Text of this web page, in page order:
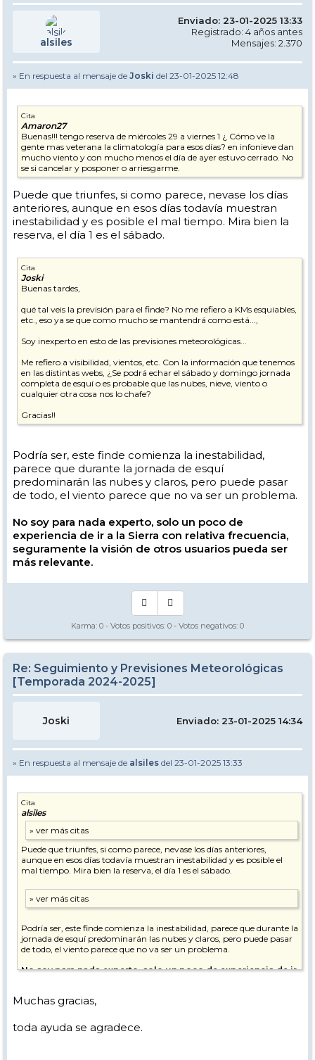
alsiles
Enviado: 23-01-2025 13:33
Registrado: 4 años antes
Mensajes: 2.370
» En respuesta al mensaje de Joski del 23-01-2025 12:48
Cita
Amaron27
Buenas!!! tengo reserva de miércoles 29 a viernes 1 ¿ Cómo ve la
gente mas veterana la climatología para esos días? en infonieve dan
mucho viento y con mucho menos el día de ayer estuvo cerrado. No
se si cancelar y posponer o arriesgarme.
Puede que triunfes, si como parece, nevase los días
anteriores, aunque en esos días todavía muestran
inestabilidad y es posible el mal tiempo. Mira bien la
reserva, el día 1 es el sábado.
Cita
Joski
Buenas tardes,
qué tal veis la previsión para el finde? No me refiero a KMs esquiables,
etc., eso ya se que como mucho se mantendrá como está...,
Soy inexperto en esto de las previsiones meteorológicas...
Me refiero a visibilidad, vientos, etc. Con la información que tenemos
en las distintas webs, ¿Se podrá echar el sábado y domingo jornada
completa de esquí o es probable que las nubes, nieve, viento o
cualquier otra cosa nos lo chafe?
Gracias!!
Podría ser, este finde comienza la inestabilidad,
parece que durante la jornada de esquí
predominarán las nubes y claros, pero puede pasar
de todo, el viento parece que no va ser un problema.
No soy para nada experto, solo un poco de
experiencia de ir a la Sierra con relativa frecuencia,
seguramente la visión de otros usuarios pueda ser
más relevante.
Karma: 0 - Votos positivos: 0 - Votos negativos: 0
Re: Seguimiento y Previsiones Meteorológicas
[Temporada 2024-2025]
Joski Enviado: 23-01-2025 14:34
» En respuesta al mensaje de alsiles del 23-01-2025 13:33
Cita
alsiles
Puede que triunfes, si como parece, nevase los días anteriores,
aunque en esos días todavía muestran inestabilidad y es posible el
mal tiempo. Mira bien la reserva, el día 1 es el sábado.
Podría ser, este finde comienza la inestabilidad, parece que durante la
jornada de esquí predominarán las nubes y claros, pero puede pasar
de todo, el viento parece que no va ser un problema.
No soy para nada experto, solo un poco de experiencia de ir
Muchas gracias,
toda ayuda se agradece.